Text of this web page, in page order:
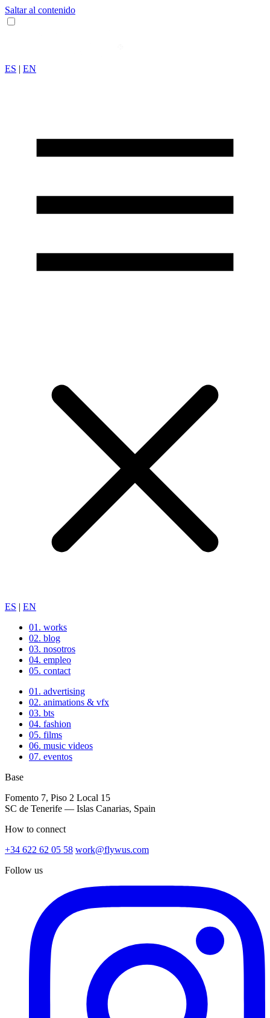
Saltar al contenido
ES | EN
ES | EN
01. works
02. blog
03. nosotros
04. empleo
05. contact
01. advertising
02. animations & vfx
03. bts
04. fashion
05. films
06. music videos
07. eventos
Base
Fomento 7, Piso 2 Local 15
SC de Tenerife — Islas Canarias, Spain
How to connect
+34 622 62 05 58 work@flywus.com
Follow us